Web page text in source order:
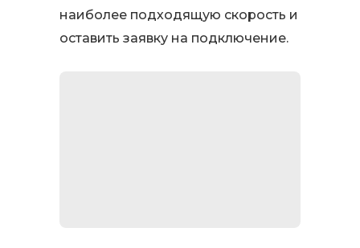
наиболее подходящую скорость и
оставить заявку на подключение.